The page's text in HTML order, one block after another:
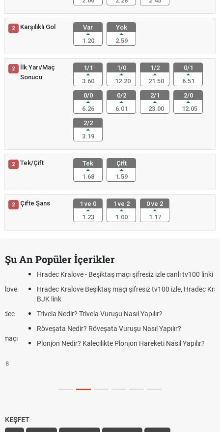
2 Karşılıklı Gol
Var
1.20
Yok
2.59
2
İlk Yarı/Maç
Sonucu
1/1
3.60
1/0
12.20
1/2
21.50
0/1
6.51
0/0
6.26
0/2
6.01
2/1
23.00
2/0
12.05
2/2
3.19
2 Tek/Çift
Tek
1.68
Çift
1.59
2 Çifte Şans
1 ve 0
1.23
1 ve 2
1.00
0 ve 2
1.17
Şu An Popüler İçerikler
Hradec Kralove - Beşiktaş maçı şifresiz izle canlı tv100 linki
Hradec Kralove Beşiktaş maçı şifresiz tv100 izle, Hradec Kralove
BJK link
Trivela Nedir? Trivela Vuruşu Nasıl Yapılır?
Röveşata Nedir? Röveşata Vuruşu Nasıl Yapılır?
Plonjon Nedir? Kalecilikte Plonjon Hareketi Nasıl Yapılır?
Transfer Haberleri TV'de Bugün Süper Lig Fikstür Süper Lig Haberleri